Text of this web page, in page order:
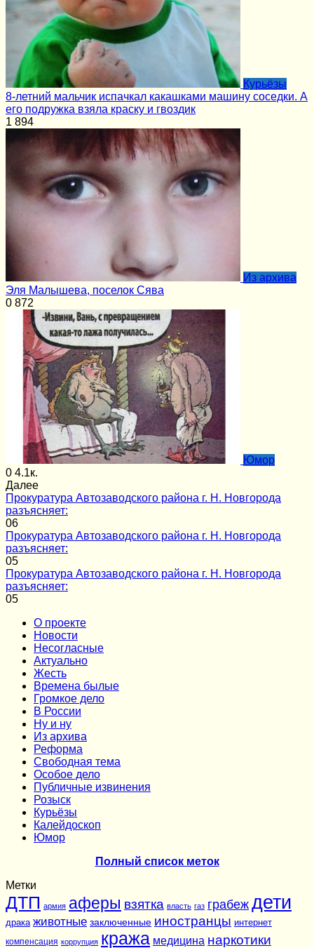
Курьёзы
8-летний мальчик испачкал какашками машину соседки. А
его подружка взяла краску и гвоздик
1 894
Из архива
Эля Малышева, поселок Сява
0 872
Юмор
0 4.1к.
Далее
Прокуратура Автозаводского района г. Н. Новгорода
разъясняет:
06
Прокуратура Автозаводского района г. Н. Новгорода
разъясняет:
05
Прокуратура Автозаводского района г. Н. Новгорода
разъясняет:
05
О проекте
Новости
Несогласные
Актуально
Жесть
Времена былые
Громкое дело
В России
Ну и ну
Из архива
Реформа
Cвободная тема
Особое дело
Публичные извинения
Розыск
Курьёзы
Калейдоскоп
Юмор
Полный список меток
Метки
ДТП армия аферы взятка власть газ грабеж дети
драка животные заключенные иностранцы интернет
компенсация коррупция кража медицина наркотики